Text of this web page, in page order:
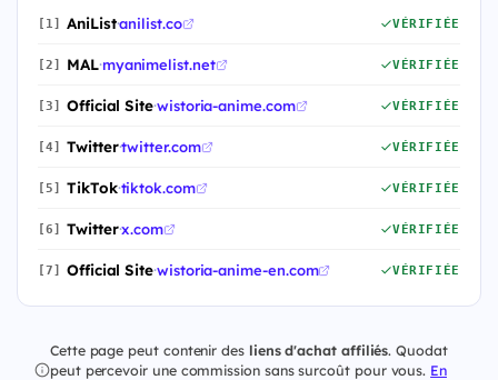
[1] AniList·anilist.co VÉRIFIÉE
[2] MAL·myanimelist.net VÉRIFIÉE
[3] Official Site·wistoria-anime.com VÉRIFIÉE
[4] Twitter·twitter.com VÉRIFIÉE
[5] TikTok·tiktok.com VÉRIFIÉE
[6] Twitter·x.com VÉRIFIÉE
[7] Official Site·wistoria-anime-en.com VÉRIFIÉE
Cette page peut contenir des liens d'achat affiliés. Quodat
peut percevoir une commission sans surcoût pour vous. En